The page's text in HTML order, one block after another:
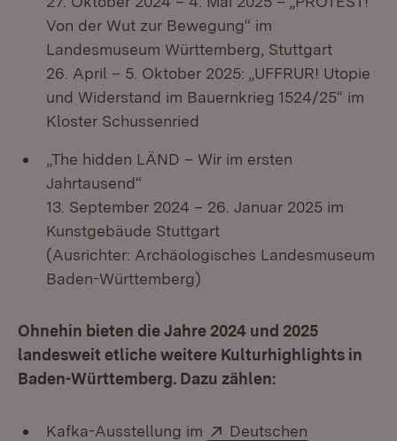
Von der Wut zur Bewegung“ im
Landesmuseum Württemberg, Stuttgart
26. April – 5. Oktober 2025: „UFFRUR! Utopie
und Widerstand im Bauernkrieg 1524/25“ im
Kloster Schussenried
„The hidden LÄND – Wir im ersten
Jahrtausend“
13. September 2024 – 26. Januar 2025 im
Kunstgebäude Stuttgart
(Ausrichter: Archäologisches Landesmuseum
Baden-Württemberg)
Ohnehin bieten die Jahre 2024 und 2025
landesweit etliche weitere Kulturhighlights in
Baden-Württemberg. Dazu zählen:
Kafka-Ausstellung im Extern:
Deutschen